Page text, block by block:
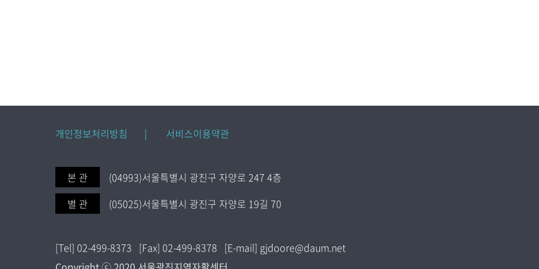
개인정보처리방침 | 서비스이용약관
본 관
(04993)서울특별시 광진구 자양로 247 4층
별 관
(05025)서울특별시 광진구 자양로 19길 70
[Tel] 02-499-8373 [Fax] 02-499-8378 [E-mail] gjdoore@daum.net